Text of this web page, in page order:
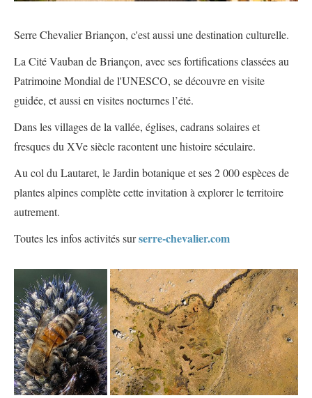
Serre Chevalier Briançon, c'est aussi une destination culturelle.
La Cité Vauban de Briançon, avec ses fortifications classées au
Patrimoine Mondial de l'UNESCO, se découvre en visite
guidée, et aussi en visites nocturnes l’été.
Dans les villages de la vallée, églises, cadrans solaires et
fresques du XVe siècle racontent une histoire séculaire.
Au col du Lautaret, le Jardin botanique et ses 2 000 espèces de
plantes alpines complète cette invitation à explorer le territoire
autrement.
Toutes les infos activités surserre-chevalier.com